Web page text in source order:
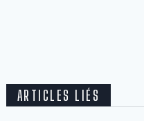
ARTICLES LIÉS